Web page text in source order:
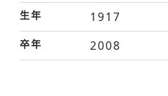
生年
1917
卒年 2008